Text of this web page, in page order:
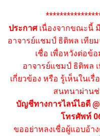
ประกาศเนื่องจากขณะนี้
อาจารย์แชมป์ ธิติพล เทีย
เชื่อ เพื่อหวังต่อข้
อาจารย์แชมป์ ธิติพล
เกี่ยวข้อง หรือ รู้เห็นในเ
สนทนาผ่าน
บัญชีทางการไลน์ไอดี
โทรศัพท์
ขออย่าหลงเชื่อผู้แอบอ้า